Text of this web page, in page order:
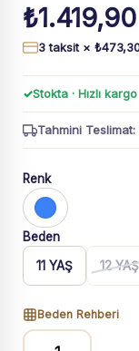
₺1.419,90
3 taksit ×₺
Stokta · Hızlı kargo
Tahmini Teslimat:
Renk
Beden
11 YAŞ
12 YAŞ
Beden Rehberi